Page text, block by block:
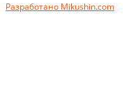
Разработано Mikushin.com